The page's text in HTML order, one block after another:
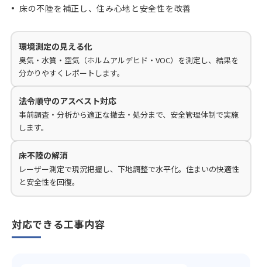
床の不陸を補正し、住み心地と安全性を改善
環境測定の見える化
臭気・水質・空気（ホルムアルデヒド・VOC）を測定し、結果を
分かりやすくレポートします。
法令順守のアスベスト対応
事前調査・分析から適正な撤去・処分まで、安全管理体制で実施
します。
床不陸の解消
レーザー測定で現況把握し、下地調整で水平化。住まいの快適性
と安全性を回復。
対応できる工事内容